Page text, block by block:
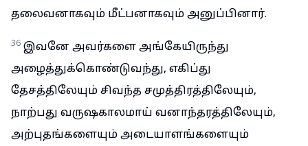
தலைவனாகவும் மீட்பனாகவும் அனுப்பினார்.
36 இவனே அவர்களை அங்கேயிருந்து
அழைத்துக்கொண்டுவந்து, எகிப்து
தேசத்திலேயும் சிவந்த சமுத்திரத்திலேயும்,
நாற்பது வருஷகாலமாய் வனாந்தரத்திலேயும்,
அற்புதங்களையும் அடையாளங்களையும்